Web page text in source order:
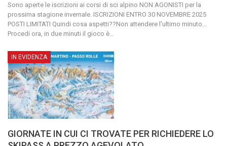
Sono aperte le iscrizioni ai corsi di sci alpino NON AGONISTI per la
prossima stagione invernale. ISCRIZIONI ENTRO 30 NOVEMBRE 2025
POSTI LIMITATI Quindi cosa aspetti??Non attendere l'ultimo minuto...
Procedi ora, in due minuti il gioco è…
IN EVIDENZA
GIORNATE IN CUI CI TROVATE PER RICHIEDERE LO